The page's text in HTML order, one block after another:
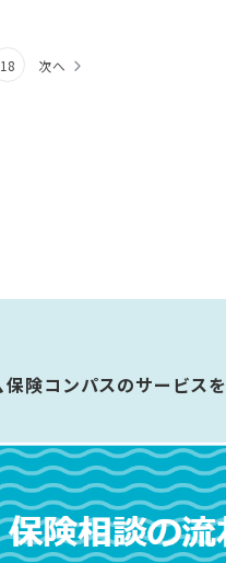
18 次へ
保険コンパスのサービス